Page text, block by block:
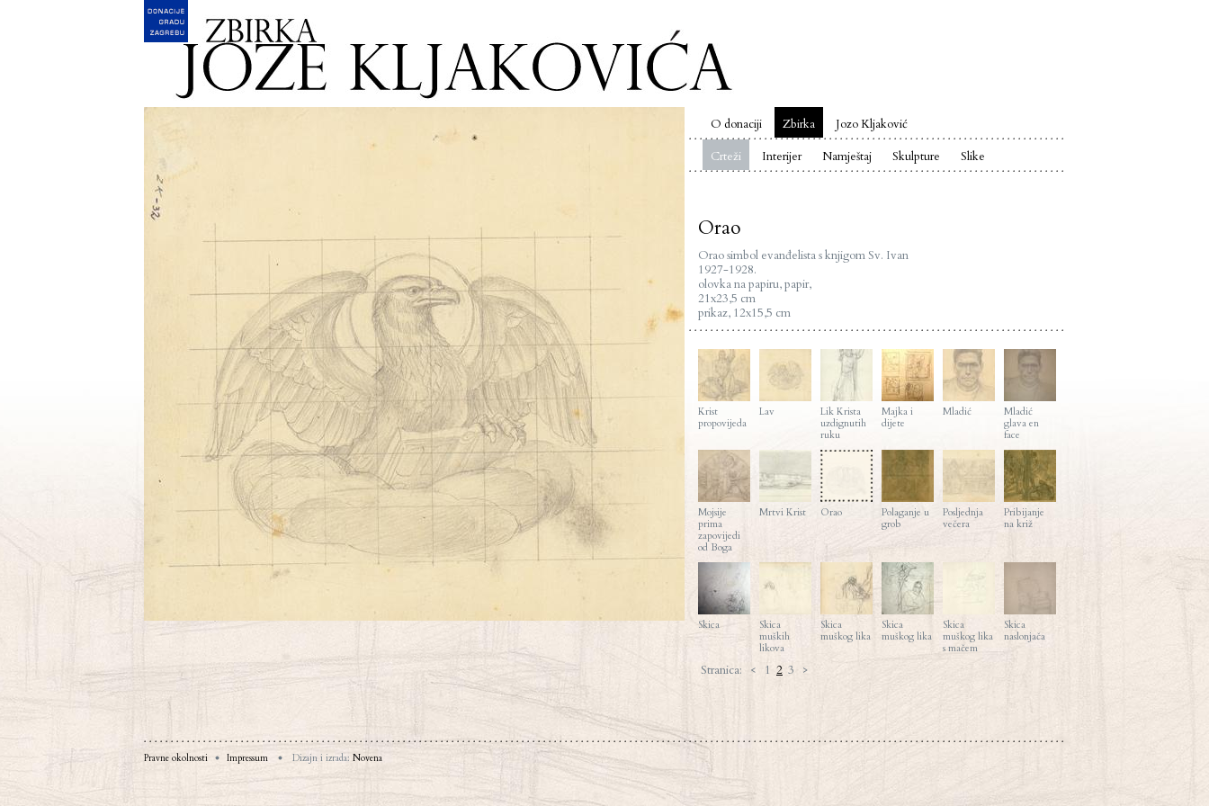
English
O donaciji Zbirka
Jozo Kljaković
Crteži
Interijer Namještaj Skulpture Slike
Orao
Orao simbol evanđelista s knjigom Sv. Ivan
1927-1928.
olovka na papiru, papir,
21x23,5 cm
prikaz, 12x15,5 cm
Krist
propovijeda
Lav
Lik Krista
uzdignutih
ruku
Majka i
dijete
Mladić
Mladić
glava en
face
Mojsije
prima
zapovijedi
od Boga
Mrtvi Krist Orao
Polaganje u
grob
Posljednja
večera
Pribijanje
na križ
Skica
Skica
muških
likova
Skica
muškog lika
Skica
muškog lika
Skica
muškog lika
s mačem
Skica
naslonjača
Stranica: < 1 2 3 >
Pravne okolnosti Impressum Dizajn i izrada: Novena